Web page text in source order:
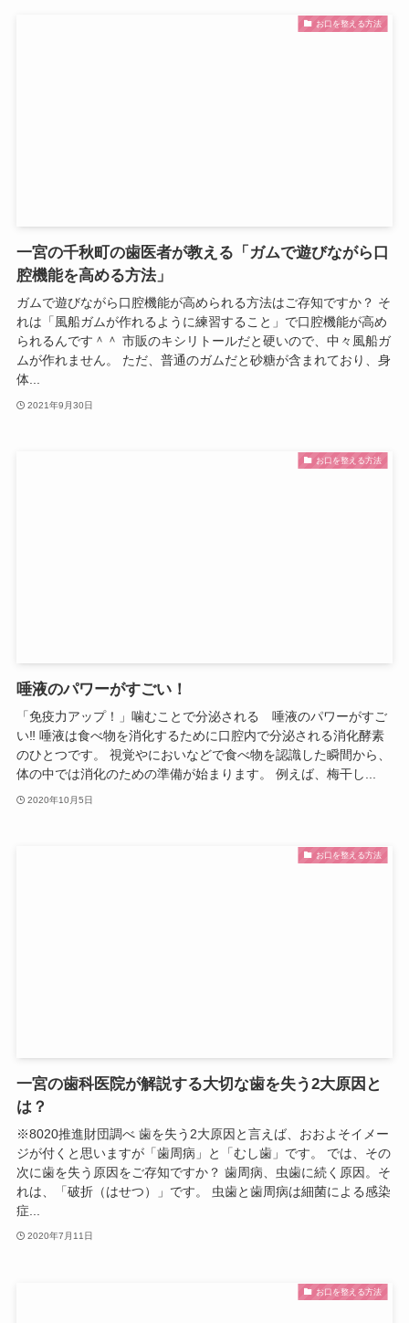
お口を整える方法
一宮の千秋町の歯医者が教える「ガムで遊びながら口
腔機能を高める方法」
ガムで遊びながら口腔機能が高められる方法はご存知ですか？ そ
れは「風船ガムが作れるように練習すること」で口腔機能が高め
られるんです＾＾ 市販のキシリトールだと硬いので、中々風船ガ
ムが作れません。 ただ、普通のガムだと砂糖が含まれており、身
体...
2021年9月30日
お口を整える方法
唾液のパワーがすごい！
「免疫力アップ！」噛むことで分泌される 唾液のパワーがすご
い‼ 唾液は食べ物を消化するために口腔内で分泌される消化酵素
のひとつです。 視覚やにおいなどで食べ物を認識した瞬間から、
体の中では消化のための準備が始まります。 例えば、梅干し...
2020年10月5日
お口を整える方法
一宮の歯科医院が解説する大切な歯を失う2大原因と
は？
※8020推進財団調べ 歯を失う2大原因と言えば、おおよそイメー
ジが付くと思いますが「歯周病」と「むし歯」です。 では、その
次に歯を失う原因をご存知ですか？ 歯周病、虫歯に続く原因。そ
れは、「破折（はせつ）」です。 虫歯と歯周病は細菌による感染
症...
2020年7月11日
お口を整える方法